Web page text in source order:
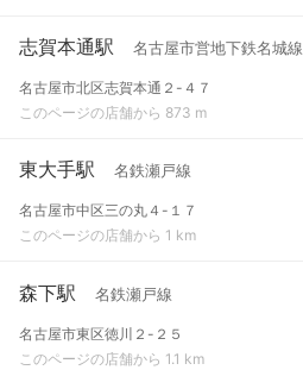
志賀本通駅 名古屋市営地下鉄名城線
名古屋市北区志賀本通２-４７
このページの店舗から 873 m
東大手駅 名鉄瀬戸線
名古屋市中区三の丸４-１７
このページの店舗から 1 km
森下駅 名鉄瀬戸線
名古屋市東区徳川２-２５
このページの店舗から 1.1 km